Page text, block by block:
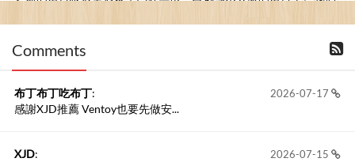
Comments
2026-07-17
布丁布丁吃布丁:
感謝XJD推薦 Ventoy也要先做安...
2026-07-15
XJD: